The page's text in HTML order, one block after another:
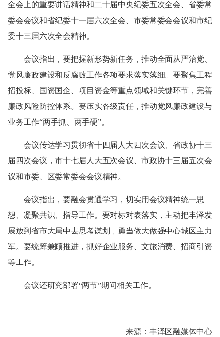
全会上的重要讲话精神和二十届中央纪委五次全会、省委常
委会会议和省纪委十一届六次全会、市委常委会会议和市纪
委十三届六次全会精神。
会议指出，要把握新形势新任务，推动全面从严治党、
党风廉政建设和反腐败工作各项要求落实落细。要聚焦工程
招投标、国资国企、项目资金等重点领域和关键环节，完善
廉政风险防控体系。要压实各级责任，推动党风廉政建设与
业务工作“两手抓、两手硬”。
会议传达学习贯彻省十四届人大四次会议、省政协十三
届四次会议，市十七届人大五次会议、市政协十三届五次会
议和市委、区委常委会会议精神。
会议指出，要融会贯通学习，切实用会议精神统一思
想、凝聚共识、指导工作。要对标对表落实，主动把丰泽发
展放到省市大局中去思考谋划，勇当做大做强中心城区主力
军。要统筹兼顾推进，抓好企业服务、文旅消费、招商引资
等工作。
会议还研究部署“两节”期间相关工作。
来源：丰泽区融媒体中心